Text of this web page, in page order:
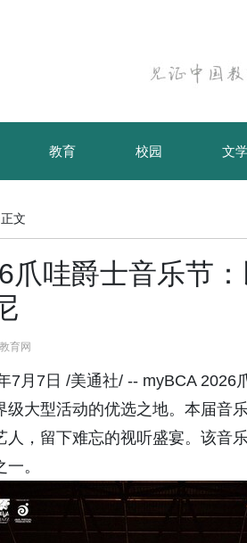
教育 校园 文
正文
爪哇爵士音乐节
育网
7月7日 /美通社/ -- myBCA
级大型活动的优选之地。本届音
人，留下难忘的视听盛宴。该音
。